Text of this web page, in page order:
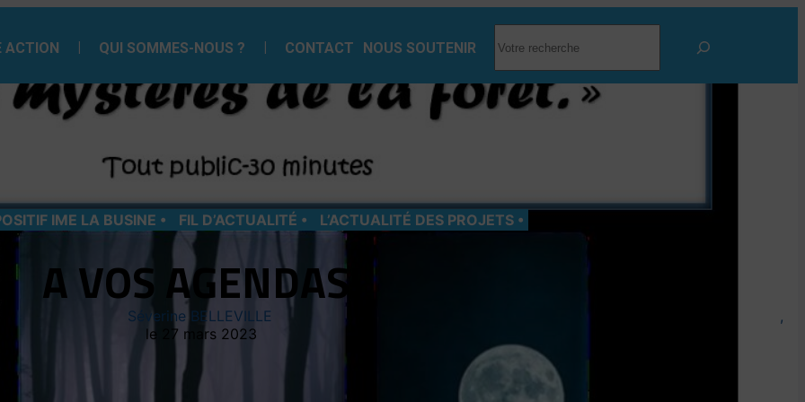
ACTION QUI SOMMES-NOUS ? CONTACT NOUS SOUTENIR
IME LA BUSINE FIL D’ACTUALITÉ L’ACTUALITÉ DES PROJETS
A VOS AGENDAS!
Séverine BELLEVILLE
27 mars 2023